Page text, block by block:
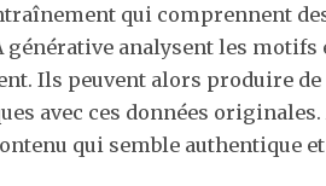
qui comprennent
générative analysent les motifs
Ils peuvent alors produire
avec ces données
qui semble authentique